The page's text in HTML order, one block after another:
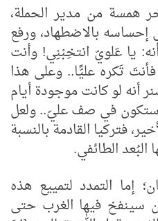
همسة من مدير الحملة،
بالاضطهاد، ورفع
يا عَلويّ انتخِبْنِي! وأنت
تَكره عليًّا.. وعلى هذا
أنه لو كانت موجودة أيام
ستكون في صف عليّ.. ولعل
فتركيا القادمة بالنسبة
الطائفي.
إما التمدد لتمييع هذه
سينفخ فيها الغرب حتى